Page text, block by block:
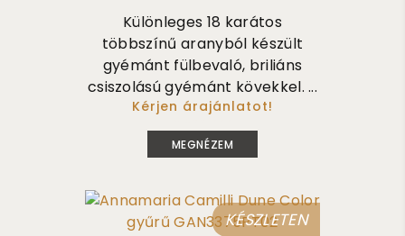
Különleges 18 karátos
többszínű aranyból készült
gyémánt fülbevaló, briliáns
csiszolású gyémánt kövekkel. ...
Kérjen árajánlatot!
MEGNÉZEM
KÉSZLETEN